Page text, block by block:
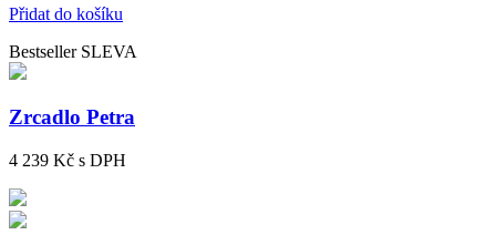
Přidat do košíku
Bestseller SLEVA
Zrcadlo Petra
4 239 Kč s DPH